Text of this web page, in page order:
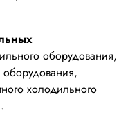
оборудования,
оборудования,
холодильного